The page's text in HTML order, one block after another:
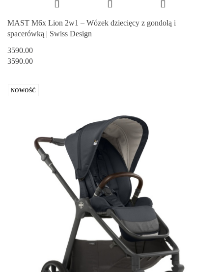
MAST M6x Lion 2w1 – Wózek dziecięcy z gondolą i
spacerówką | Swiss Design
3590.00
3590.00
NOWOŚĆ